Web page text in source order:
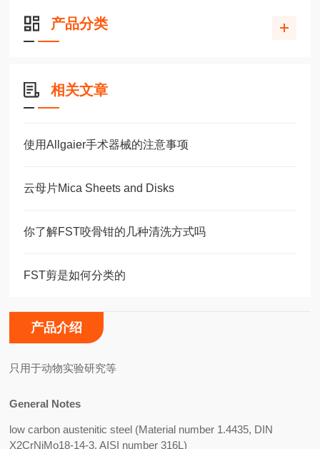
产品分类
相关文章
使用Allgaier手术器械的注意事项
云母片Mica Sheets and Disks
你了解FST咬骨钳的几种清洗方式吗
FST剪是如何分类的
产品介绍
只用于动物实验研究等
General Notes
low carbon austenitic steel (Material number 1.4435, DIN
X2CrNiMo18-14-3, AISI number 316L)